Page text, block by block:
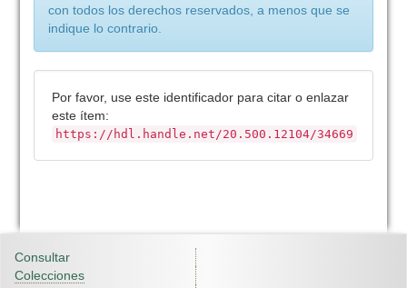
con todos los derechos reservados, a menos que se
indique lo contrario.
Por favor, use este identificador para citar o enlazar
este ítem:
https://hdl.handle.net/20.500.12104/34669
Consultar
Colecciones